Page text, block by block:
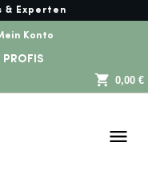
& Experten
Konto
PROFIS
0,00 €